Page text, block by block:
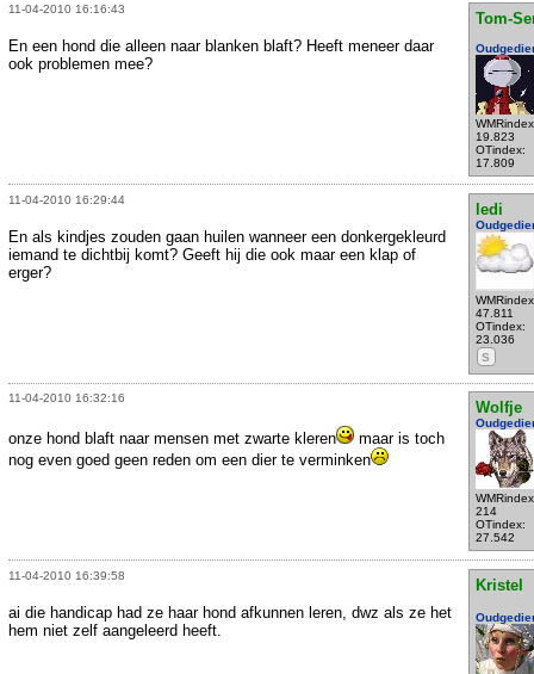
11-04-2010 16:16:43
Tom-
19.823
OTindex:
17.809
En een hond die alleen naar blanken blaft? Heeft meneer daar
ook problemen mee?
11-04-2010 16:29:44
ledi
47.811
OTindex:
23.036
S
En als kindjes zouden gaan huilen wanneer een donkergekleurd
iemand te dichtbij komt? Geeft hij die ook maar een klap of
erger?
11-04-2010 16:32:16
Wolfje
214
OTindex:
27.542
onze hond blaft naar mensen met zwarte kleren
maar is toch
nog even goed geen reden om een dier te verminken
11-04-2010 16:39:58
Kristel
ai die handicap had ze haar hond afkunnen leren, dwz als ze het
hem niet zelf aangeleerd heeft.